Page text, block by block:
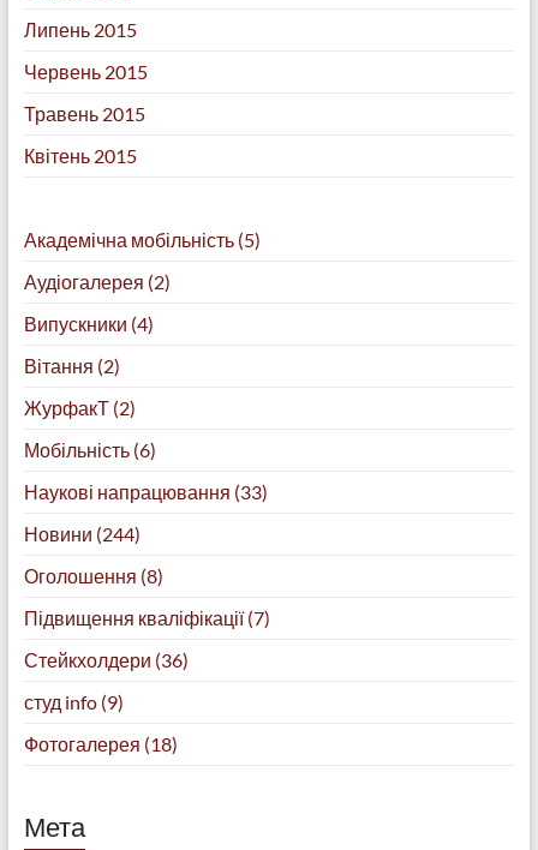
Липень 2015
Червень 2015
Травень 2015
Квітень 2015
Академічна мобільність(5)
Аудіогалерея (2)
Випускники (4)
Вітання (2)
ЖурфакТ(2)
Мобільність(6)
Наукові напрацювання (33)
Новини (244)
Оголошення (8)
Підвищення кваліфікації(7)
Стейкхолдери (36)
студ info(9)
Фотогалерея (18)
Мета